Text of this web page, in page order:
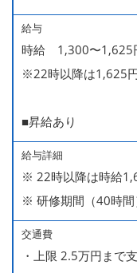
■時短勤務制度あり
給与
時給 1,300〜1,625
※22時以降は1,625
■昇給あり
給与詳細
※ 22時以降は時給
※ 研修期間（40時
交通費
・上限 2.5万円まで